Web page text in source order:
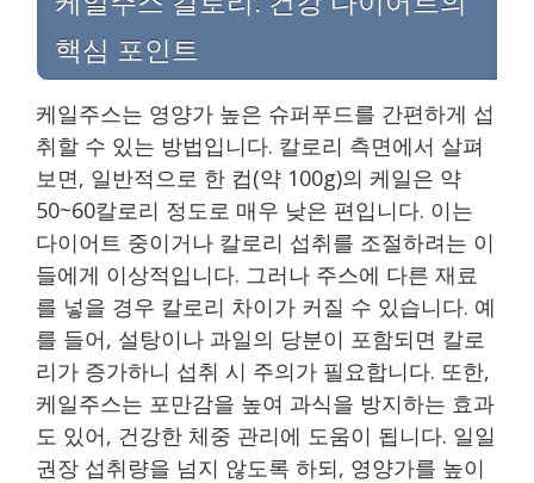
핵심 포인트
케일주스는 영양가 높은 슈퍼푸드를 간편하게 섭
취할 수 있는 방법입니다. 칼로리 측면에서 살펴
보면, 일반적으로 한 컵(약 100g)의 케일은 약
50~60칼로리 정도로 매우 낮은 편입니다. 이는
다이어트 중이거나 칼로리 섭취를 조절하려는 이
들에게 이상적입니다. 그러나 주스에 다른 재료
를 넣을 경우 칼로리 차이가 커질 수 있습니다. 예
를 들어, 설탕이나 과일의 당분이 포함되면 칼로
리가 증가하니 섭취 시 주의가 필요합니다. 또한,
케일주스는 포만감을 높여 과식을 방지하는 효과
도 있어, 건강한 체중 관리에 도움이 됩니다. 일일
권장 섭취량을 넘지 않도록 하되, 영양가를 높이